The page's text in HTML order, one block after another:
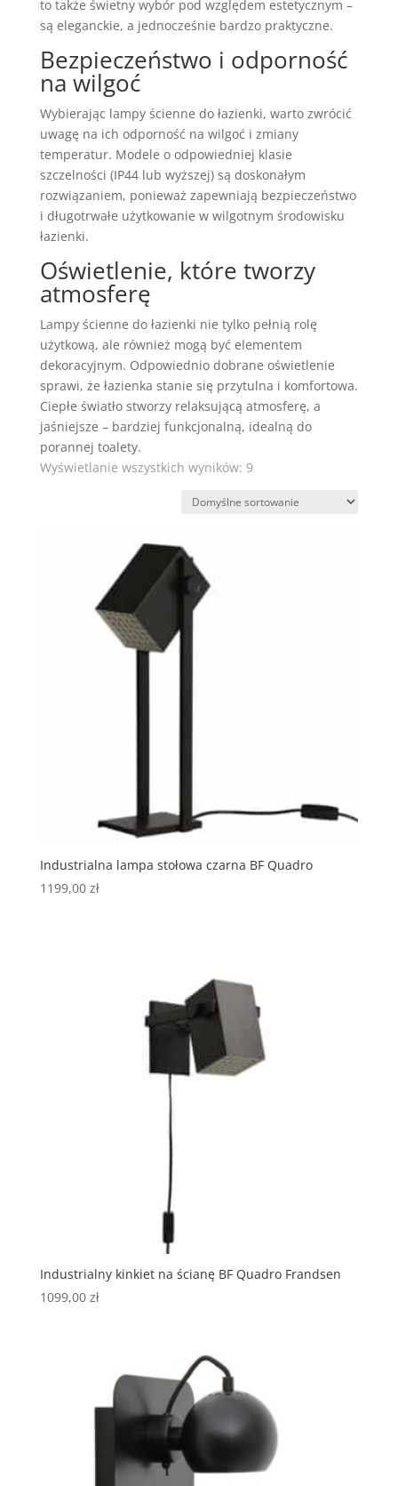
to także świetny wybór pod względem estetycznym –
są eleganckie, a jednocześnie bardzo praktyczne.
Bezpieczeństwo i odporność
na wilgoć
Wybierając lampy ścienne do łazienki, warto zwrócić
uwagę na ich odporność na wilgoć i zmiany
temperatur. Modele o odpowiedniej klasie
szczelności (IP44 lub wyższej) są doskonałym
rozwiązaniem, ponieważ zapewniają bezpieczeństwo
i długotrwałe użytkowanie w wilgotnym środowisku
łazienki.
Oświetlenie, które tworzy
atmosferę
Lampy ścienne do łazienki nie tylko pełnią rolę
użytkową, ale również mogą być elementem
dekoracyjnym. Odpowiednio dobrane oświetlenie
sprawi, że łazienka stanie się przytulna i komfortowa.
Ciepłe światło stworzy relaksującą atmosferę, a
jaśniejsze – bardziej funkcjonalną, idealną do
porannej toalety.
Wyświetlanie wszystkich wyników: 9
Industrialna lampa stołowa czarna BF Quadro
1199,00 zł
Industrialny kinkiet na ścianę BF Quadro Frandsen
1099,00 zł